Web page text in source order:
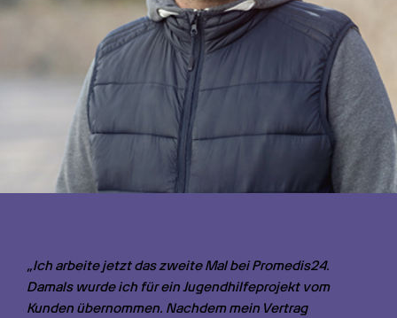
„Ich arbeite jetzt das zweite Mal bei Promedis24.
Damals wurde ich für ein Jugendhilfeprojekt vom
Kunden übernommen. Nachdem mein Vertrag